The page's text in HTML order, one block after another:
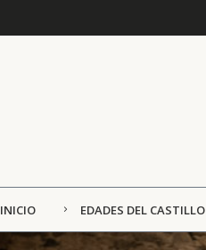
INICIO EDADES DEL CASTILLO